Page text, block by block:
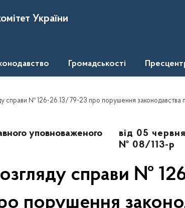
України
Громадськості
№ 126-26.13/79-23 про порушення законодавства про захист
уповноваженого
від 05
№ 08/113-р
справи №
порушення